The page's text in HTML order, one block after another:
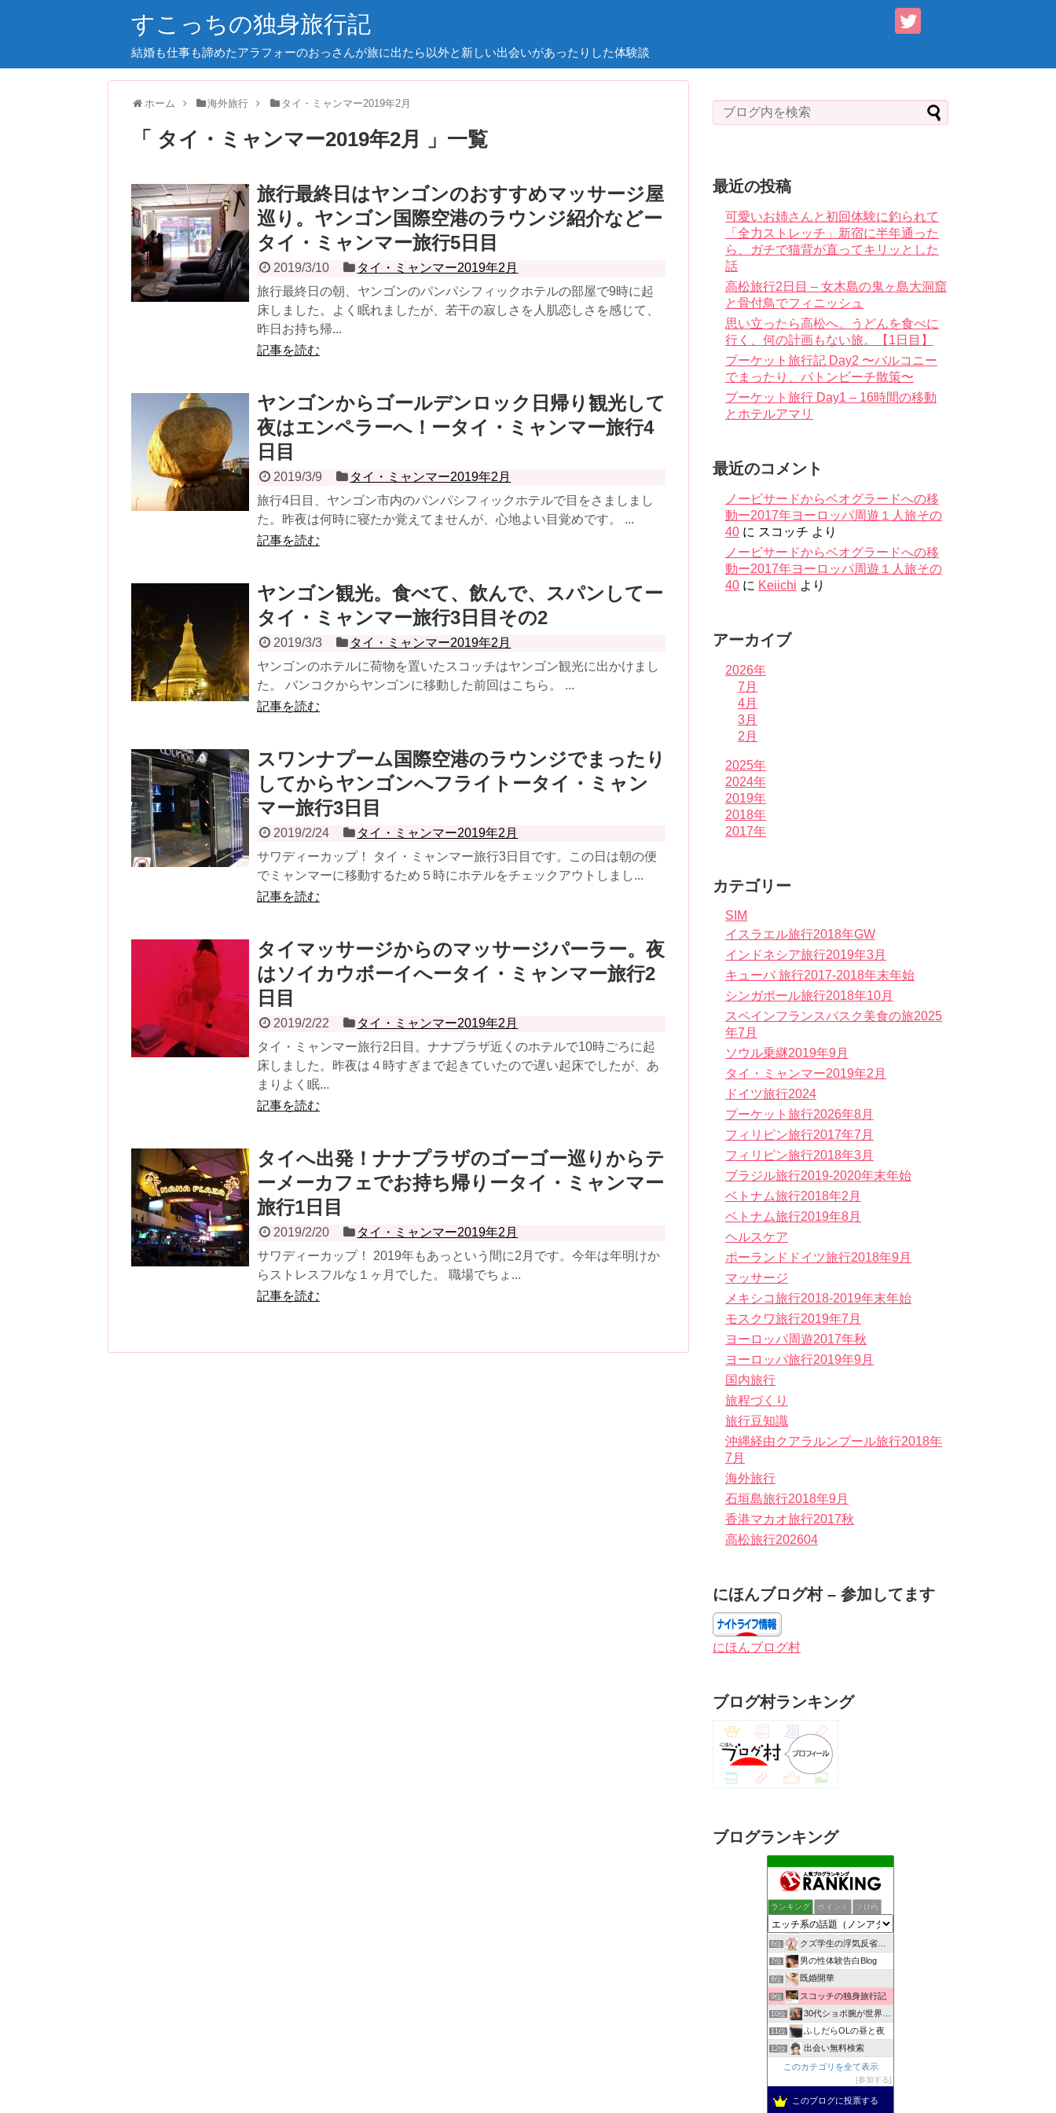
すこっちの独身旅行記
結婚も仕事も諦めたアラフォーのおっさんが旅に出たら以外と新しい出会いがあったりした体験談
ホーム 海外旅行 タイ・ミャンマー2019年2月
「 タイ・ミャンマー2019年2月 」一覧
旅行最終日はヤンゴンのおすすめマッサージ屋
巡り。ヤンゴン国際空港のラウンジ紹介などー
タイ・ミャンマー旅行5日目
2019/3/10
タイ・ミャンマー2019年2月
旅行最終日の朝、ヤンゴンのパンパシフィックホテルの部屋で9時に起
床しました。よく眠れましたが、若干の寂しさを人肌恋しさを感じて、
昨日お持ち帰...
記事を読む
ヤンゴンからゴールデンロック日帰り観光して
夜はエンペラーへ！ータイ・ミャンマー旅行4
日目
2019/3/9
タイ・ミャンマー2019年2月
旅行4日目、ヤンゴン市内のパンパシフィックホテルで目をさましまし
た。昨夜は何時に寝たか覚えてませんが、心地よい目覚めです。 ...
記事を読む
ヤンゴン観光。食べて、飲んで、スパンしてー
タイ・ミャンマー旅行3日目その2
2019/3/3
タイ・ミャンマー2019年2月
ヤンゴンのホテルに荷物を置いたスコッチはヤンゴン観光に出かけまし
た。 バンコクからヤンゴンに移動した前回はこちら。 ...
記事を読む
スワンナプーム国際空港のラウンジでまったり
してからヤンゴンへフライトータイ・ミャン
マー旅行3日目
2019/2/24
タイ・ミャンマー2019年2月
サワディーカップ！ タイ・ミャンマー旅行3日目です。この日は朝の便
でミャンマーに移動するため５時にホテルをチェックアウトしまし...
記事を読む
タイマッサージからのマッサージパーラー。夜
はソイカウボーイへータイ・ミャンマー旅行2
日目
2019/2/22
タイ・ミャンマー2019年2月
タイ・ミャンマー旅行2日目。ナナプラザ近くのホテルで10時ごろに起
床しました。昨夜は４時すぎまで起きていたので遅い起床でしたが、あ
まりよく眠...
記事を読む
タイへ出発！ナナプラザのゴーゴー巡りからテ
ーメーカフェでお持ち帰りータイ・ミャンマー
旅行1日目
2019/2/20
タイ・ミャンマー2019年2月
サワディーカップ！ 2019年もあっという間に2月です。今年は年明けか
らストレスフルな１ヶ月でした。 職場でちょ...
記事を読む
最近の投稿
可愛いお姉さんと初回体験に釣られて
「全力ストレッチ」新宿に半年通った
ら、ガチで猫背が直ってキリッとした
話
高松旅行2日目 – 女木島の鬼ヶ島大洞窟
と骨付鳥でフィニッシュ
思い立ったら高松へ。うどんを食べに
行く、何の計画もない旅。【1日目】
プーケット旅行記 Day2 〜バルコニー
でまったり、パトンビーチ散策〜
プーケット旅行 Day1 – 16時間の移動
とホテルアマリ
最近のコメント
ノービサードからベオグラードへの移
動ー2017年ヨーロッパ周遊１人旅その
40 に スコッチ より
ノービサードからベオグラードへの移
動ー2017年ヨーロッパ周遊１人旅その
40 に Keiichi より
アーカイブ
2026年
7月
4月
3月
2月
2025年
2024年
2019年
2018年
2017年
カテゴリー
SIM
イスラエル旅行2018年GW
インドネシア旅行2019年3月
キューバ 旅行2017-2018年末年始
シンガポール旅行2018年10月
スペインフランスバスク美食の旅2025
年7月
ソウル乗継2019年9月
タイ・ミャンマー2019年2月
ドイツ旅行2024
プーケット旅行2026年8月
フィリピン旅行2017年7月
フィリピン旅行2018年3月
ブラジル旅行2019-2020年末年始
ベトナム旅行2018年2月
ベトナム旅行2019年8月
ヘルスケア
ポーランドドイツ旅行2018年9月
マッサージ
メキシコ旅行2018-2019年末年始
モスクワ旅行2019年7月
ヨーロッパ周遊2017年秋
ヨーロッパ旅行2019年9月
国内旅行
旅程づくり
旅行豆知識
沖縄経由クアラルンプール旅行2018年
7月
海外旅行
石垣島旅行2018年9月
香港マカオ旅行2017秋
高松旅行202604
にほんブログ村 – 参加してます
にほんブログ村
ブログ村ランキング
ブログランキング
ランキング ポイント ブロ画
2位 しっぽの練習帳
女子スポーツジャーナル
4位 一夜妻への想い
5位 ぼっち女のエロ事情 一人エッチをとことん楽しむアダルトブログ
6位 クズ学生の浮気反省日記
7位 男の性体験告白Blog
8位 既婚開華
9位 スコッチの独身旅行記
10位 30代ショボ腕が世界でナンパとフウゾクを楽しむブログ
11位 ふしだらOLの昼と夜
12位 出会い無料検索
13位 自慰依存症OLのオナニー体験告白ブログ
アウトロー式 超価値ある情報無料発信
15位
女の子のちょっとHだけど放っておけない悩み
このカテゴリを全て表示
参加する
このブログに投票する